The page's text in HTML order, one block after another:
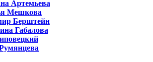
Артемьева
Мешкова
Берштейн
Габалова